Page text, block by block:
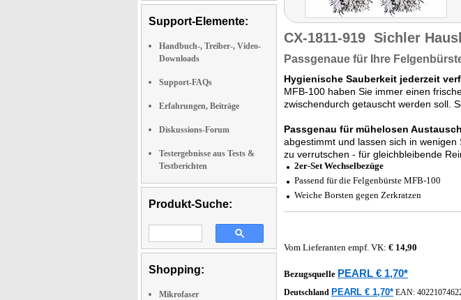
Support-Elemente:
Handbuch-, Treiber-, Video-
Downloads
Support-FAQs
Erfahrungen, Beiträge
Diskussions-Forum
Testergebnisse aus Tests &
Testberichten
Produkt-Suche:
Shopping:
Mikrofaser
CX-1811-919 Sichler
Passgenaue für Ihre
Hygienische Sauberkeit jederzeit
MFB-100 haben Sie immer einen
zwischendurch getauscht werden soll.
Passgenau für mühelosen
abgestimmt und lassen sich in
zu verrutschen - für gleichbleibende
2er-Set Wechselbezüge
Passend für die Felgenbürste MFB-100
Weiche Borsten gegen Zerkratzen
Vom Lieferanten empf. VK: € 14,90
Bezugsquelle PEARL € 1,70*
Deutschland PEARL € 1,70* EAN: